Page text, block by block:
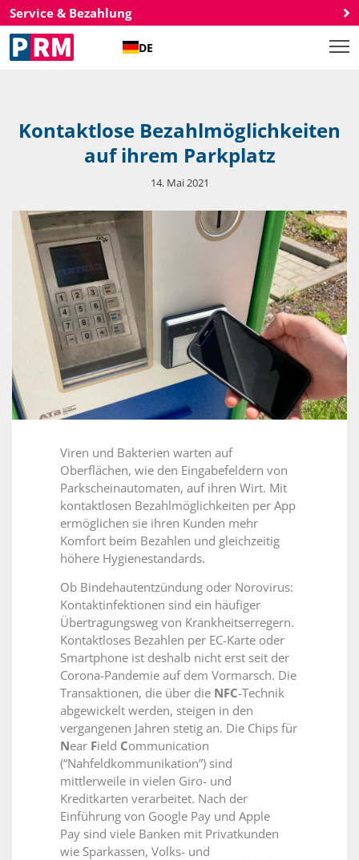
Service & Bezahlung
DE
Kontaktlose Bezahlmöglichkeiten
auf ihrem Parkplatz
14. Mai 2021
Viren und Bakterien warten auf
Oberflächen, wie den Eingabefeldern von
Parkscheinautomaten, auf ihren Wirt. Mit
kontaktlosen Bezahlmöglichkeiten per App
ermöglichen sie ihren Kunden mehr
Komfort beim Bezahlen und gleichzeitig
höhere Hygienestandards.
Ob Bindehautentzündung oder Norovirus:
Kontaktinfektionen sind ein häufiger
Übertragungsweg von Krankheitserregern.
Kontaktloses Bezahlen per EC-Karte oder
Smartphone ist deshalb nicht erst seit der
Corona-Pandemie auf dem Vormarsch. Die
Transaktionen, die über die NFC-Technik
abgewickelt werden, steigen in den
vergangenen Jahren stetig an. Die Chips für
Near Field Communication
(“Nahfeldkommunikation”) sind
mittlerweile in vielen Giro- und
Kreditkarten verarbeitet. Nach der
Einführung von Google Pay und Apple
Pay sind viele Banken mit Privatkunden
wie Sparkassen, Volks- und